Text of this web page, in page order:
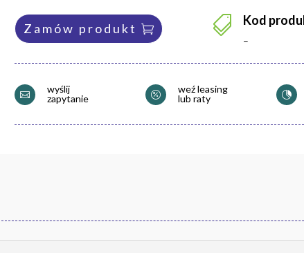
Zamów produkt  Kod
–

wyślij
zapytanie

weź leasing
lub raty
